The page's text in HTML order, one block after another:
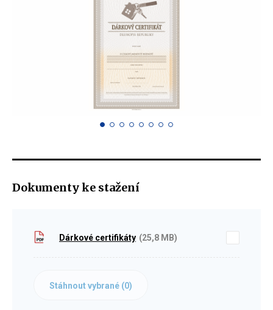
Dokumenty ke stažení
Dárkové certifikáty (25,8 MB)
Stáhnout vybrané (0)